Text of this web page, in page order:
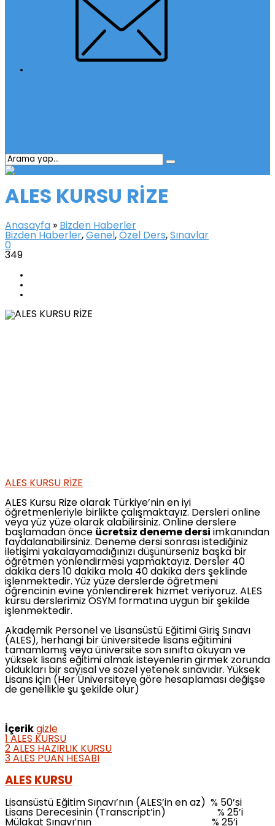
ALES KURSU RİZE
Anasayfa » Bizden Haberler
Bizden Haberler, Genel , Özel Ders, Sınavlar
0
349
ALES KURSU RİZE
ALES Kursu Rize olarak Türkiye’nin en iyi
öğretmenleriyle birlikte çalışmaktayız. Dersleri online
veya yüz yüze olarak alabilirsiniz. Online derslere
başlamadan önce ücretsiz deneme dersi imkanından
faydalanabilirsiniz. Deneme dersi sonrası istediğiniz
iletişimi yakalayamadığınızı düşünürseniz başka bir
öğretmen yönlendirmesi yapmaktayız. Dersler 40
dakika ders 10 dakika mola 40 dakika ders şeklinde
işlenmektedir. Yüz yüze derslerde öğretmeni
öğrencinin evine yönlendirerek hizmet veriyoruz. ALES
kursu derslerimiz ÖSYM formatına uygun bir şekilde
işlenmektedir.
Akademik Personel ve Lisansüstü Eğitimi Giriş Sınavı
(ALES), herhangi bir üniversitede lisans eğitimini
tamamlamış veya üniversite son sınıfta okuyan ve
yüksek lisans eğitimi almak isteyenlerin girmek zorunda
oldukları bir sayısal ve sözel yetenek sınavıdır. Yüksek
Lisans için (Her Üniversiteye göre hesaplaması değişse
de genellikle şu şekilde olur)
İçerik gizle
ALES KURSU
2 ALES HAZIRLIK KURSU
3 ALES PUAN HESABI
ALES KURSU
Lisansüstü Eğitim Sınavı’nın (ALES’in en az) % 50’si
Lisans Derecesinin (Transcript’in) % 25’i
Mülakat Sınavı’nın % 25’i